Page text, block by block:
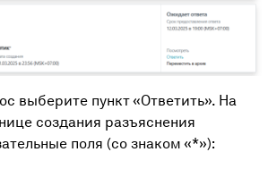
выберите пункт «Ответить». На
создания разъяснения
поля (со знаком «*»):